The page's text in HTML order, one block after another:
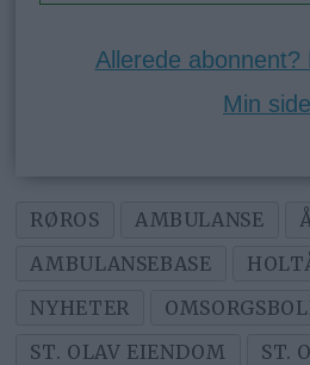
Allerede abonnent?
Min side
RØROS AMBULANSE
AMBULANSEBASE
NYHETER
ST. OLAV EIENDOM
ST.